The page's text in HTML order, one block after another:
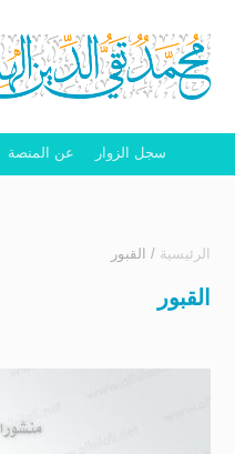
سجل الزوار عن المنصة
الرئيسية / القبور
القبور